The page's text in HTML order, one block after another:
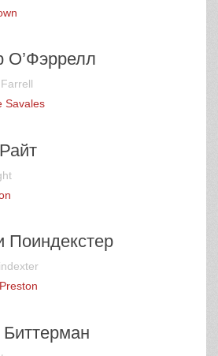
О’Фэррелл
Savales
Поиндекстер